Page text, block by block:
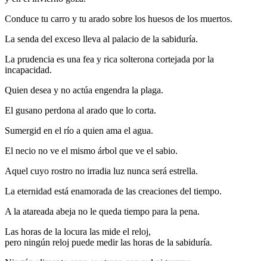
Conduce tu carro y tu arado sobre los huesos de los muertos.
La senda del exceso lleva al palacio de la sabiduría.
La prudencia es una fea y rica solterona cortejada por la
incapacidad.
Quien desea y no actúa engendra la plaga.
El gusano perdona al arado que lo corta.
Sumergid en el río a quien ama el agua.
El necio no ve el mismo árbol que ve el sabio.
Aquel cuyo rostro no irradia luz nunca será estrella.
La eternidad está enamorada de las creaciones del tiempo.
A la atareada abeja no le queda tiempo para la pena.
Las horas de la locura las mide el reloj,
pero ningún reloj puede medir las horas de la sabiduría.